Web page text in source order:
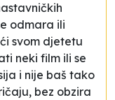
odmara ili
svom djetetu
neki film ili se
i nije baš tako
bez obzira